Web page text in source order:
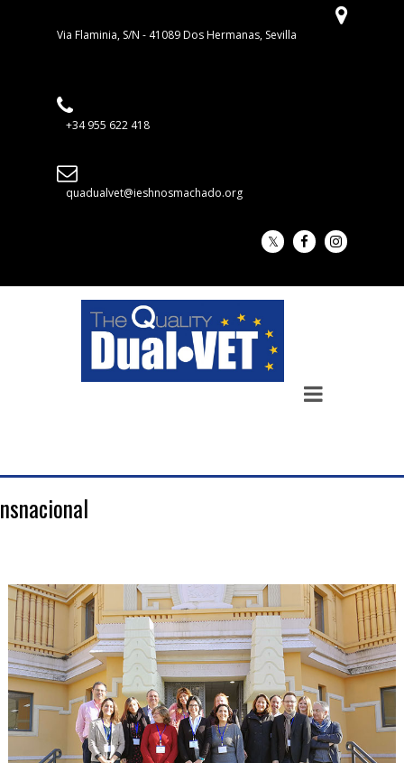
Via Flaminia, S/N - 41089 Dos Hermanas, Sevilla
+34 955 622 418
quadualvet@ieshnosmachado.org